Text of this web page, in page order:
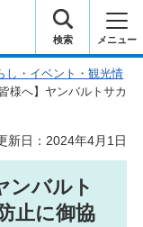
検索 メニュー
し・イベント・観光情
様へ】ヤンバルトサカ
新日：2024年4月1日
ンバルト
止に御協